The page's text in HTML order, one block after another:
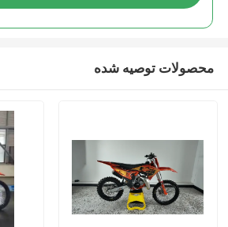
محصولات توصیه شده